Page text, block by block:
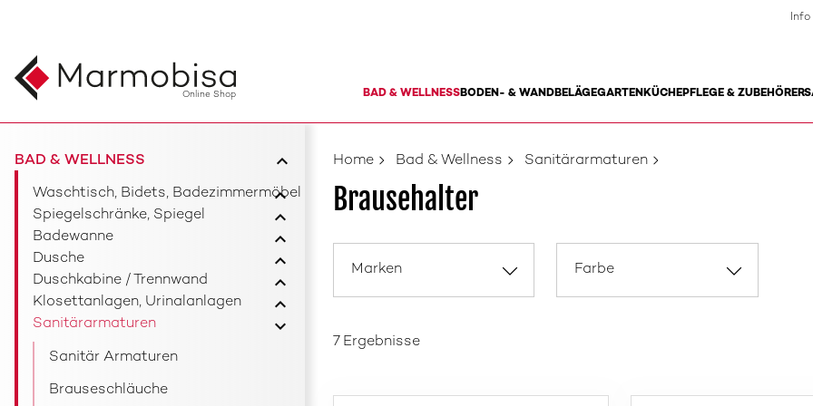
Online Shop BAD & WELLNESSBODEN- & WANDBELÄGEGARTENKÜCHEPFLEGE & ZUBEHÖR
Info
BAD & WELLNESS
Waschtisch, Bidets, Badezimmermöbel
Spiegelschränke, Spiegel
Badewanne
Dusche
Duschkabine / Trennwand
Klosettanlagen, Urinalanlagen
Sanitärarmaturen
Sanitär Armaturen
Brauseschläuche
Home Bad & Wellness Sanitärarmaturen
Brausehalter
Marken Farbe
7 Ergebnisse